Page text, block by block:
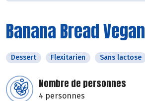
Banana Bread Vegan
Dessert Flexitarien Sans lactose
Nombre de personnes
4 personnes